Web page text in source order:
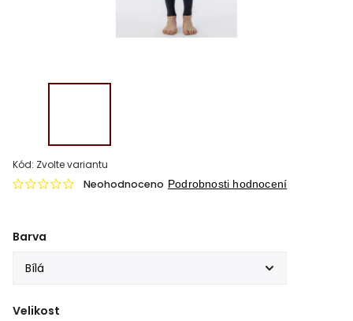
Kód: Zvolte variantu
Neohodnoceno Podrobnosti hodnocení
Barva
Velikost